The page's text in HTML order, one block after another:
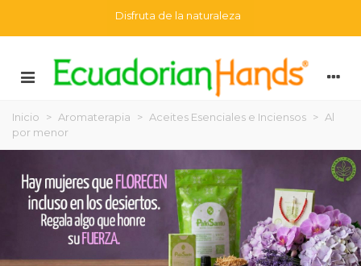
Disfruta de la naturaleza
Inicio > Aromaterapia > Aceites Esenciales e Inciensos > Al
por menor